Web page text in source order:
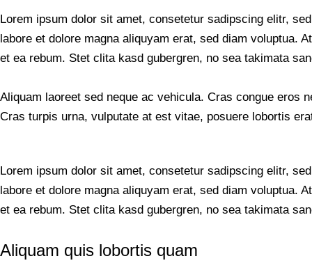
Lorem ipsum dolor sit amet, consetetur sadipscing elitr,
labore et dolore magna aliquyam erat, sed diam voluptua.
et ea rebum. Stet clita kasd gubergren, no sea takimata
Aliquam laoreet sed neque ac vehicula. Cras congue eros
Cras turpis urna, vulputate at est vitae, posuere lobortis
Lorem ipsum dolor sit amet, consetetur sadipscing elitr,
labore et dolore magna aliquyam erat, sed diam voluptua.
et ea rebum. Stet clita kasd gubergren, no sea takimata
Aliquam quis lobortis quam